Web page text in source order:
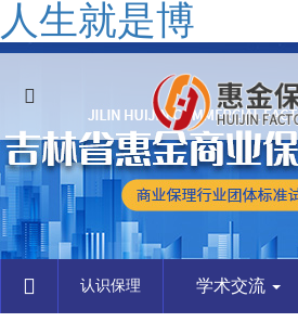
人生就是博
认识保理 学术交流